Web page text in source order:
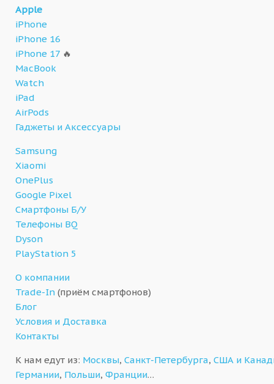
Apple
iPhone
iPhone 16
iPhone 17 🔥
MacBook
Watch
iPad
AirPods
Гаджеты и Аксессуары
Samsung
Xiaomi
OnePlus
Google Pixel
Смартфоны Б/У
Телефоны BQ
Dyson
PlayStation 5
О компании
Trade-In (приём смартфонов)
Блог
Условия и Доставка
Контакты
К нам едут из: Москвы, Санкт-Петербурга, США и
Германии, Польши, Франции…